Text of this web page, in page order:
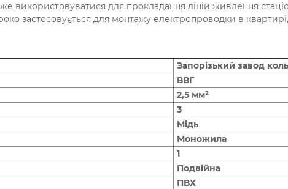
для прокладання ліній живлення
застосовується для монтажу електропроводки в
Запорізький завод
ВВГ
2,5 мм²
3
Мідь
Моножила
1
Подвійна
ПВХ